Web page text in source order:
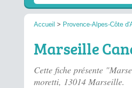
Accueil > Provence-Alpes-Côte
Marseille
Cette fiche présente
moretti, 13014 Marseille.